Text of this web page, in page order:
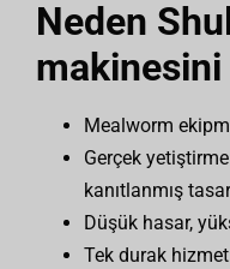
Neden
Mealworm
Gerçek
kanıtlanmış
Düşük hasar,
Tek durak